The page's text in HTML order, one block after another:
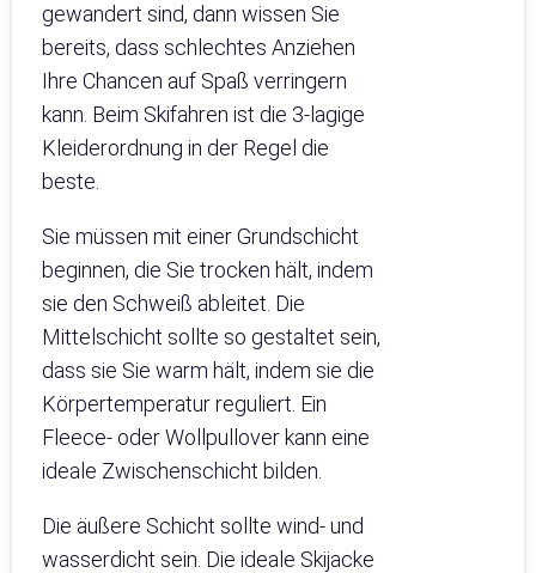
gewandert sind, dann wissen Sie
bereits, dass schlechtes Anziehen
Ihre Chancen auf Spaß verringern
kann. Beim Skifahren ist die 3-lagige
Kleiderordnung in der Regel die
beste.
Sie müssen mit einer Grundschicht
beginnen, die Sie trocken hält, indem
sie den Schweiß ableitet. Die
Mittelschicht sollte so gestaltet sein,
dass sie Sie warm hält, indem sie die
Körpertemperatur reguliert. Ein
Fleece- oder Wollpullover kann eine
ideale Zwischenschicht bilden.
Die äußere Schicht sollte wind- und
wasserdicht sein. Die ideale Skijacke